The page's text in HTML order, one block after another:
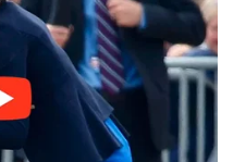
F. A.
São José do
Academia de
2005.
J. A.; GIORGINI,